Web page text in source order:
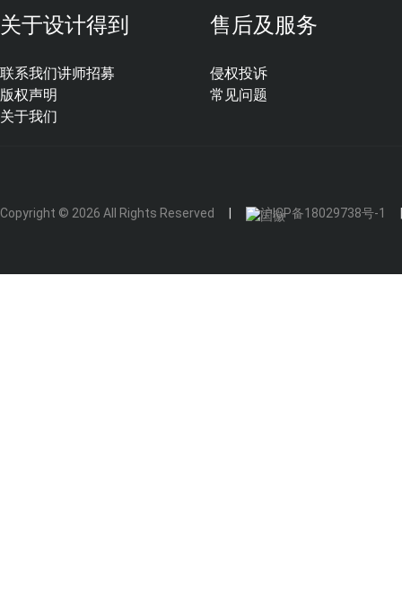
关于设计得到
联系我们
版权声明
关于我们
讲师招募
售后及服务
侵权投诉
常见问题
Copyright © 2026 All Rights Reserved 沪ICP备18029738号-1